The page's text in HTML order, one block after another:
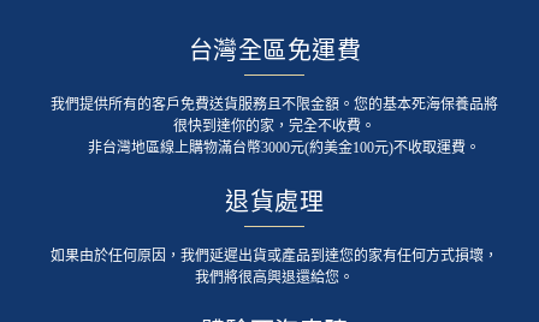
台灣全區免運費
我們提供所有的客戶免費送貨服務且不限金額。您的基本死海保養品將
很快到達你的家，完全不收費。
非台灣地區線上購物滿台幣3000元(約美金100元)不收取運費。
退貨處理
如果由於任何原因，我們延遲出貨或產品到達您的家有任何方式損壞，
我們將很高興退還給您。